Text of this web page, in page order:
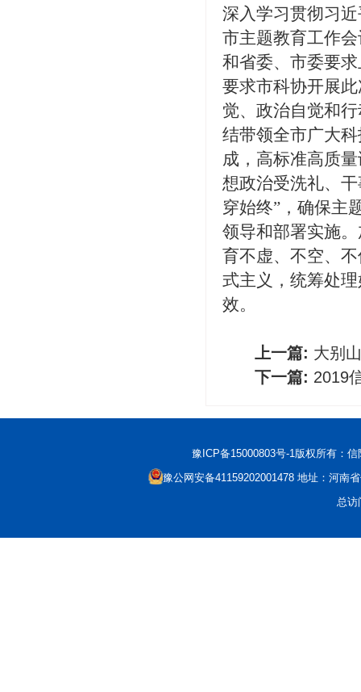
深入学习贯彻习
市主题教育工作
和省委、市委要
要求市科协开展
觉、政治自觉和
结带领全市广大
成，高标准高质
想政治受洗礼、
穿始终”，确保主
领导和部署实施。
育不虚、不空、
式主义， 统筹处
效。
上一篇: 大别
下一篇: 2019
豫ICP备15000803号-1版权所有：
豫公网安备41159202001478 地址：河南
总访